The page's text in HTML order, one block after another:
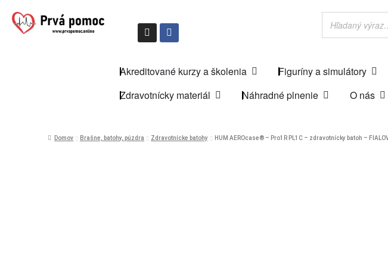
Akreditované kurzy a školenia Figuríny a simulátory
Zdravotnícky materiál
Náhradné plnenie O nás
Domov Brašne, batohy, púzdra Zdravotnícke batohy HUM AEROcase® – Pro1R PL1C – zdravotnícky batoh –